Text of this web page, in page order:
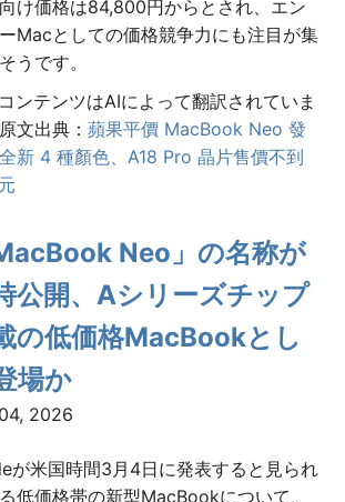
け価格は84,800円からとされ、エン
ーMacとしての価格競争力にも注目が集
うです。
ンテンツはAIによって翻訳されていま
文出典： 蘋果平價 MacBook Neo 發
新 4 種顏色、A18 Pro 晶片售價不到
Neo」の名称が
公開、Aシリーズチップ
の低価格MacBookとし
場か
2026
が米国時間3月4日に発表すると見られ
低価格帯の新型MacBookについて、